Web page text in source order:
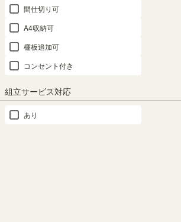
間仕切り可
A4収納可
棚板追加可
コンセント付き
組立サービス対応
あり
在庫あり
クーポンは注文手続き画面にてご利用